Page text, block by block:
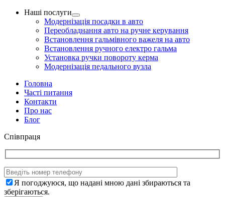
Наші послуги
Модернізація посадки в авто
Переобладнання авто на ручне керування
Встановлення гальмівного важеля на авто
Встановлення ручного електро гальма
Установка ручки повороту керма
Модернізація педального вузла
Головна
Часті питання
Контакти
Про нас
Блог
Співпраця
Я погоджуюся, що надані мною дані збираються та
зберігаються.